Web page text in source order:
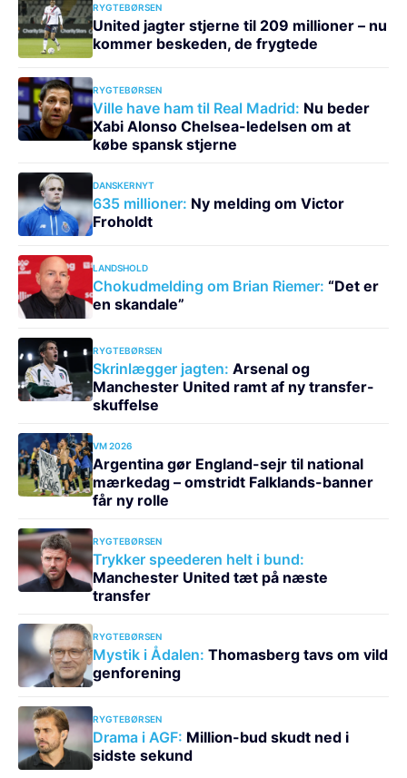
RYGTEBØRSEN
United jagter stjerne til 209 millioner – nu
kommer beskeden, de frygtede
RYGTEBØRSEN
Ville have ham til Real Madrid: Nu beder
Xabi Alonso Chelsea-ledelsen om at
købe spansk stjerne
DANSKERNYT
635 millioner: Ny melding om Victor
Froholdt
LANDSHOLD
Chokudmelding om Brian Riemer: “Det er
en skandale”
RYGTEBØRSEN
Skrinlægger jagten: Arsenal og
Manchester United ramt af ny transfer-
skuffelse
VM 2026
Argentina gør England-sejr til national
mærkedag – omstridt Falklands-banner
får ny rolle
RYGTEBØRSEN
Trykker speederen helt i bund:
Manchester United tæt på næste
transfer
RYGTEBØRSEN
Mystik i Ådalen: Thomasberg tavs om vild
genforening
RYGTEBØRSEN
Drama i AGF: Million-bud skudt ned i
sidste sekund